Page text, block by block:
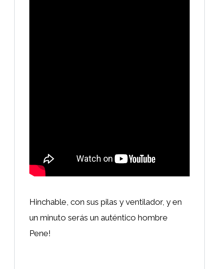
Hinchable, con sus pilas y ventilador, y en
un minuto serás un auténtico hombre
Pene!